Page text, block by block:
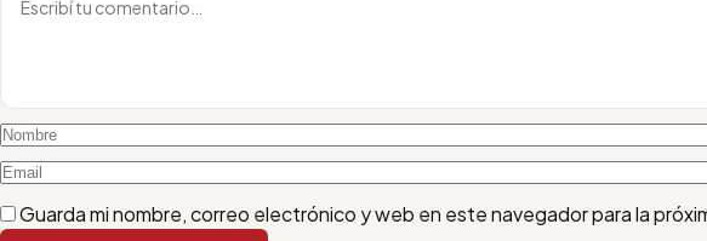
Guarda mi nombre, correo electrónico y web en este navegador para la